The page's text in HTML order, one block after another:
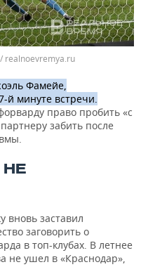
realnoevremya.ru
Фамейе,
й минуте встречи.
право пробить «с
забить после
вновь заставил
заговорить о
в топ-клубах. В летнее
не ушел в «Краснодар»,